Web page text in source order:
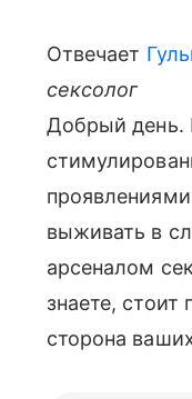
Отвечает
сексолог
Добрый день.
выживать в
арсеналом
знаете, стоит
сторона